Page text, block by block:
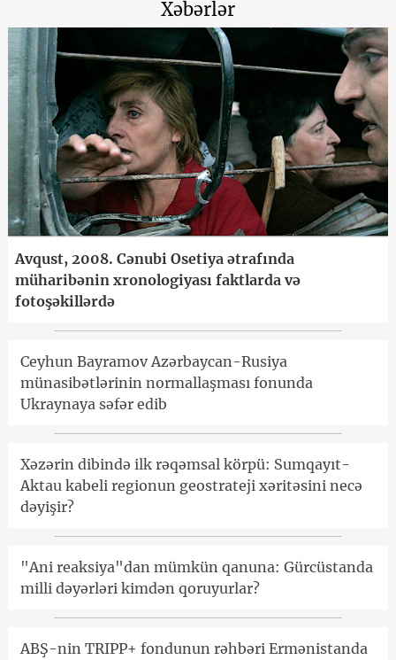
Xəbərlər
Avqust, 2008. Cənubi Osetiya ətrafında
müharibənin xronologiyası faktlarda və
fotoşəkillərdə
Ceyhun Bayramov Azərbaycan-Rusiya
münasibətlərinin normallaşması fonunda
Ukraynaya səfər edib
Xəzərin dibində ilk rəqəmsal körpü: Sumqayıt-
Aktau kabeli regionun geostrateji xəritəsini necə
dəyişir?
"Ani reaksiya"dan mümkün qanuna: Gürcüstanda
milli dəyərləri kimdən qoruyurlar?
ABŞ-nin TRIPP+ fondunun rəhbəri Ermənistanda